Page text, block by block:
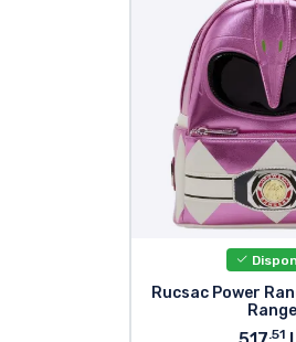
Rucsac Power
.51
Sortare după serie
Sortare după filme
Sortare după desene
Sortare după Anime